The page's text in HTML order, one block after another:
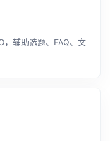
，辅助选题、FAQ、文